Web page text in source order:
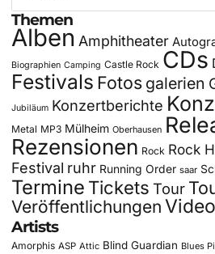
Themen
Alben Amphitheater
Biographien Camping Castle Rock CDs
Festivals Fotos galerien
Jubiläum Konzertberichte
Metal MP3 Mülheim Oberhausen
Rezensionen Rock Rock
Festival ruhr Running Order saar
Termine Tickets Tour
Veröffentlichungen
Artists
Amorphis ASP Attic Blind Guardian Blues